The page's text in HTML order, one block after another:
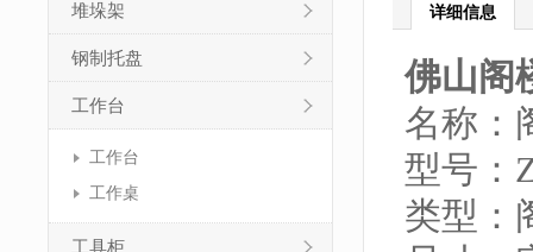
堆垛架
钢制托盘
工作台
工作台
工作桌
工具柜
详细信息
佛山阁
名称：
型号：
类型：